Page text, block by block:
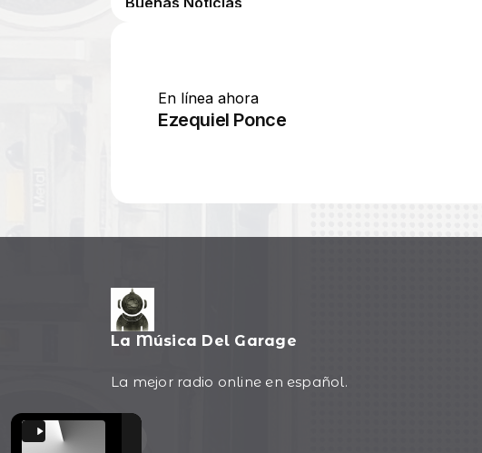
La Música Del Garage
La mejor radio online en español.